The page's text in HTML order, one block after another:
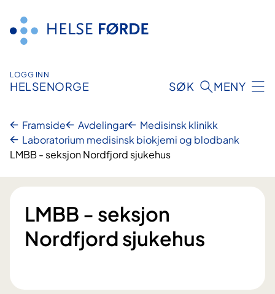
innhald
LOGG INN
HELSENORGE SØK MENY
Framside Avdelingar
Medisinsk klinikk
Laboratorium medisinsk biokjemi og blodbank
LMBB - seksjon Nordfjord sjukehus
LMBB - seksjon
Nordfjord sjukehus